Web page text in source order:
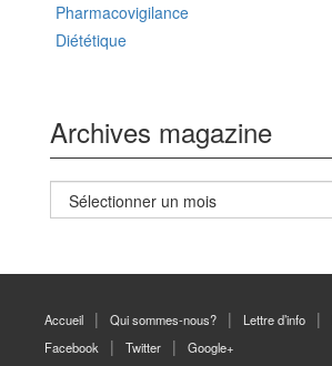
Pharmacovigilance
Diététique
Archives magazine
Archives
magazine
Accueil Qui sommes-nous? Lettre d’info
Facebook
Twitter Google+